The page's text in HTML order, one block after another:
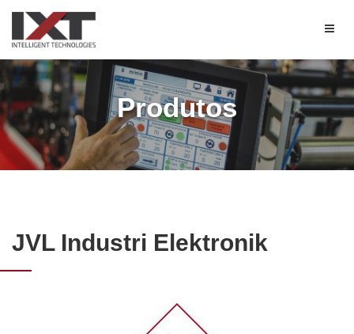
Produtos
JVL Industri Elektronik